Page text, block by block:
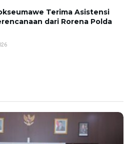
Terima Asistensi
dari Rorena Polda